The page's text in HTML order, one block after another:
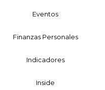
Eventos
Finanzas Personales
Indicadores
Inside